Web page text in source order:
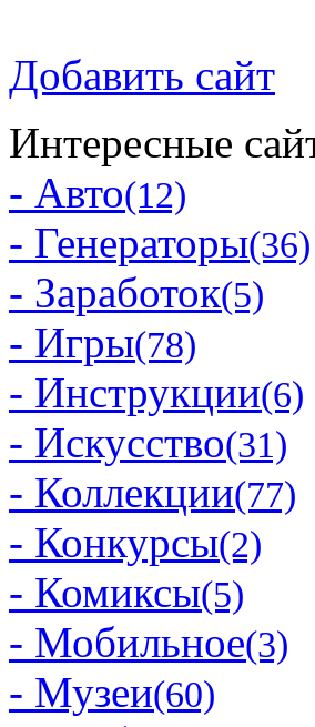
Добавить сайт
Интересные
- Авто(12)
- Генераторы(36)
- Заработок(5)
- Игры(78)
- Инструкции(6)
- Искусство(31)
- Коллекции(77)
- Конкурсы(2)
- Комиксы(5)
- Мобильное(3)
- Музеи(60)